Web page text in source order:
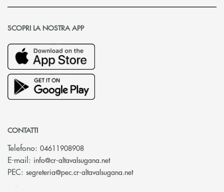
SCOPRI LA NOSTRA APP
CONTATTI
Telefono: 04611908908
E-mail: info@cr-altavalsugana.net(si apre l’app di posta
PEC: segreteria@pec.cr-altavalsugana.net(si apre l’app di posta